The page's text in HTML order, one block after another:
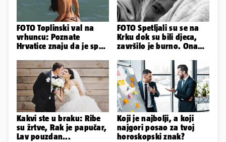
FOTO Toplinski val na
vrhuncu: Poznate
Hrvatice znaju da je spas
FOTO Spetljali su se na
Krku dok su bili djeca,
završilo je burno. Ona
Kakvi ste u braku: Ribe
su žrtve, Rak je papučar,
Lav pouzdan...
Koji je najbolji, a koji
najgori posao za tvoj
horoskopski znak?